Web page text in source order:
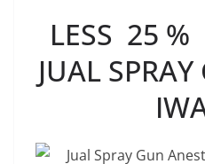
LESS 25 %
JUAL